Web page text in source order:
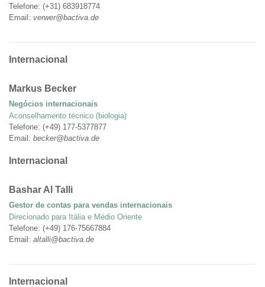
Telefone: (+31) 683918774
Email: verwer@bactiva.de
Internacional
Markus Becker
Negócios internacionais
Aconselhamento técnico (biologia)
Telefone: (+49) 177-5377877
Email: becker@bactiva.de
Internacional
Bashar Al Talli
Gestor de contas para vendas internacionais
Direcionado para Itália e Médio Oriente
Telefone: (+49) 176-75667884
Email: altalli@bactiva.de
Internacional